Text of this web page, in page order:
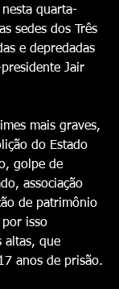
quarta-
sedes dos Três
e depredadas
Jair
mais graves,
do Estado
golpe de
associação
de patrimônio
isso
altas, que
anos de prisão.